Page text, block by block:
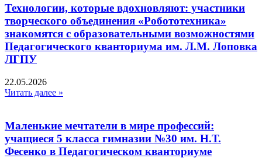
Технологии, которые вдохновляют: участники
творческого объединения «Робототехника»
знакомятся с образовательными возможностями
Педагогического кванториума им. Л.М. Лоповка
ЛГПУ
22.05.2026
Читать далее »
Маленькие мечтатели в мире профессий:
учащиеся 5 класса гимназии №30 им. Н.Т.
Фесенко в Педагогическом кванториуме